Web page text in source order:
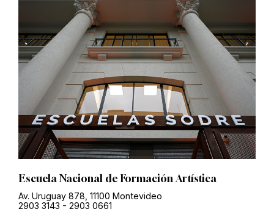
Escuela Nacional de Formación Artística
Av. Uruguay 878, 11100 Montevideo
2903 3143 - 2903 0661